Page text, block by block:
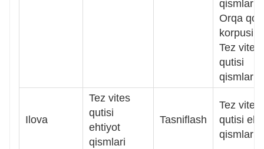
qismlari
Orqa
korpusi
Tez vites
qutisi
qismlari
Ilova
Tez vites
qutisi
ehtiyot
qismlari
Tasniflash
Tez vites
qutisi
qismlari